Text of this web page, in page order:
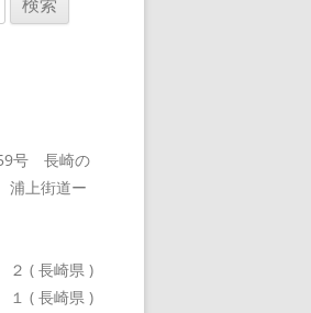
号 長崎の
上街道ー
２ ( 長崎県 )
１ ( 長崎県 )